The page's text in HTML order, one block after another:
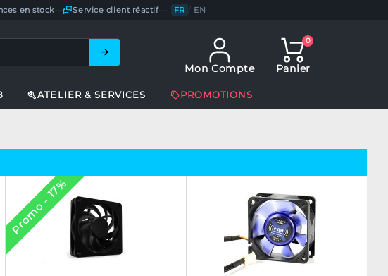
en stock Service client réactif— FR / EN
Mon Compte
0
Panier
ATELIER & SERVICES PROMOTIONS
Promo - 17%